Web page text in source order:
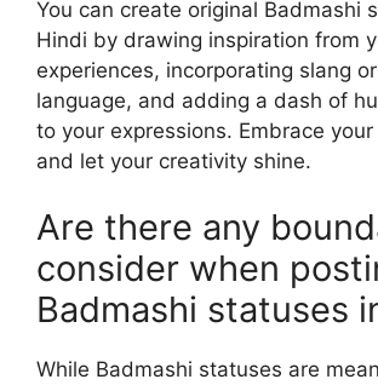
You can create original Badmashi
Hindi by drawing inspiration from
experiences, incorporating slang
language, and adding a dash of
to your expressions. Embrace
and let your creativity shine.
Are there any
consider when
Badmashi statuses
While Badmashi statuses are